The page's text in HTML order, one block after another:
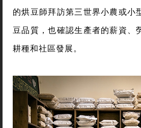
的烘豆師拜訪第三世界小農或小
豆品質，也確認生產者的薪資、
耕種和社區發展。